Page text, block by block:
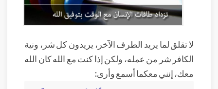
لا تقلق لما يريد الطرف الآخر، يريدون كل شر، ونية
الكافر شر من عمله، ولكن إذا كنت مع الله كان الله
معك، إنني معكما أسمع وأرى: